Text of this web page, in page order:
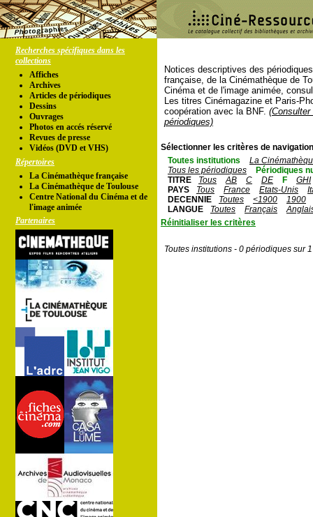
Recherches spécifiques dans les
collections
Affiches
Archives
Articles de périodiques
Dessins
Ouvrages
Photos en accés réservé
Revues de presse
Vidéos (DVD et VHS)
Répertoires
La Cinémathèque française
La Cinémathèque de Toulouse
Centre National du Cinéma et de
l'image animée
Partenaires
Notices descriptives des
française, de la Cinémathèque de
Cinéma et de l'image animée,
Les titres Cinémagazine et Paris-
coopération avec la BNF.
périodiques)
Sélectionner les critères de
Toutes institutions
La
Tous les périodiques
Périodiques
TITRE
Tous AB C DE F
GHI
PAYS
Tous France Etats-Unis
DECENNIE
Toutes <1900
1900
LANGUE
Toutes Français
Réinitialiser les critères
Toutes institutions - 0 périodiques sur